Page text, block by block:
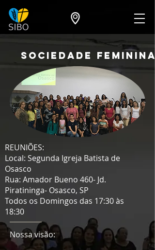
SOCIEDADE FEMININA
REUNIÕES:
Local: Segunda Igreja Batista de
Osasco
Rua: Amador Bueno 460- Jd.
Piratininga- Osasco, SP
Todos os Domingos das 17:30 às
18:30
Nossa visão: